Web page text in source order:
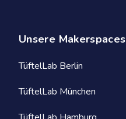
Unsere Makerspaces
TüftelLab Berlin
TüftelLab München